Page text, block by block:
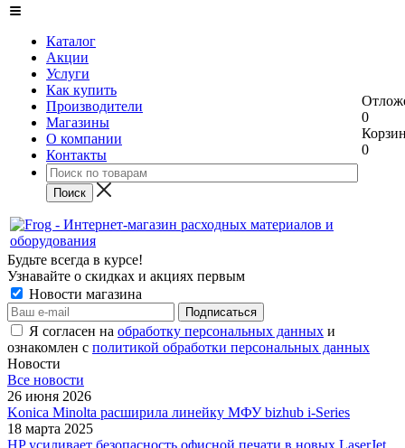
Каталог
Акции
Услуги
Как купить
Производители
Магазины
О компании
Контакты
0
0
Будьте всегда в курсе!
Узнавайте о скидках и акциях первым
Новости магазина
Я согласен на обработку персональных данных и
ознакомлен с политикой обработки персональных данных
Новости
Все новости
26 июня 2026
Konica Minolta расширила линейку МФУ bizhub i-Series
18 марта 2025
HP усиливает безопасность офисной печати в новых LaserJet